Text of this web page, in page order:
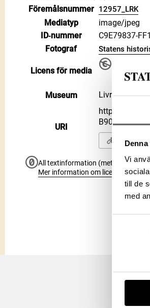
Vi
till de
med
Föremålsnummer 12957_LRK
Mediatyp
image/jpeg
ID‑nummer
C9E79837-
Fotograf
Statens
Licens för media
använda
Public
Museum
URI
https://
Kopiera URI
All textinformation (metadata) på
Mer information om licenser hos